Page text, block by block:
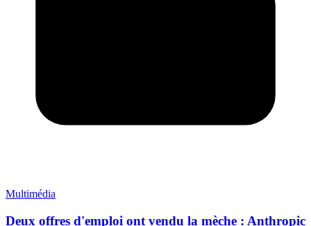
Multimédia
Deux offres d'emploi ont vendu la mèche : Anthropic